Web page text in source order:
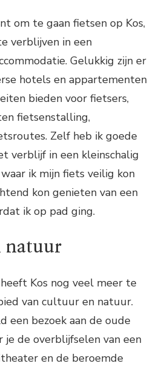
om te gaan fietsen op Kos,
verblijven in een
Gelukkig zijn er
hotels en appartementen
bieden voor fietsers,
fietsenstalling,
Zelf heb ik goede
verblijf in een kleinschalig
ik mijn fiets veilig kon
kon genieten van een
ik op pad ging.
natuur
Kos nog veel meer te
van cultuur en natuur.
een bezoek aan de oude
je de overblijfselen van een
en de beroemde